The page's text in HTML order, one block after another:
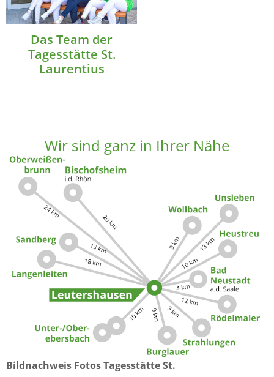
Das Team der
Tagesstätte St.
Laurentius
Wir sind ganz in Ihrer Nähe
Bildnachweis Fotos Tagesstätte St.